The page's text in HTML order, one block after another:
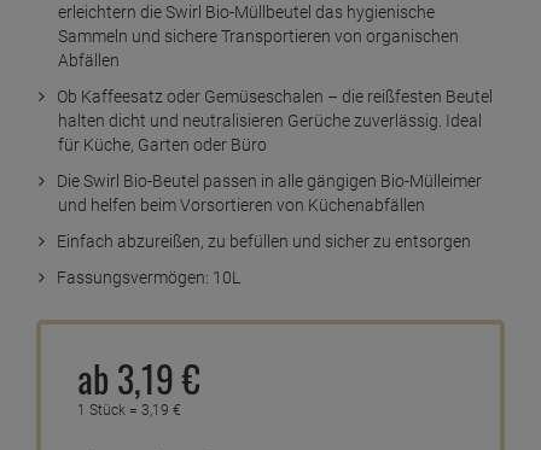
erleichtern die Swirl Bio-Müllbeutel das hygienische
Sammeln und sichere Transportieren von organischen
Abfällen
Ob Kaffeesatz oder Gemüseschalen – die reißfesten Beutel
halten dicht und neutralisieren Gerüche zuverlässig. Ideal
für Küche, Garten oder Büro
Die Swirl Bio-Beutel passen in alle gängigen Bio-Mülleimer
und helfen beim Vorsortieren von Küchenabfällen
Einfach abzureißen, zu befüllen und sicher zu entsorgen
Fassungsvermögen: 10L
ab 3,19€
1 Stück = 3,19 €